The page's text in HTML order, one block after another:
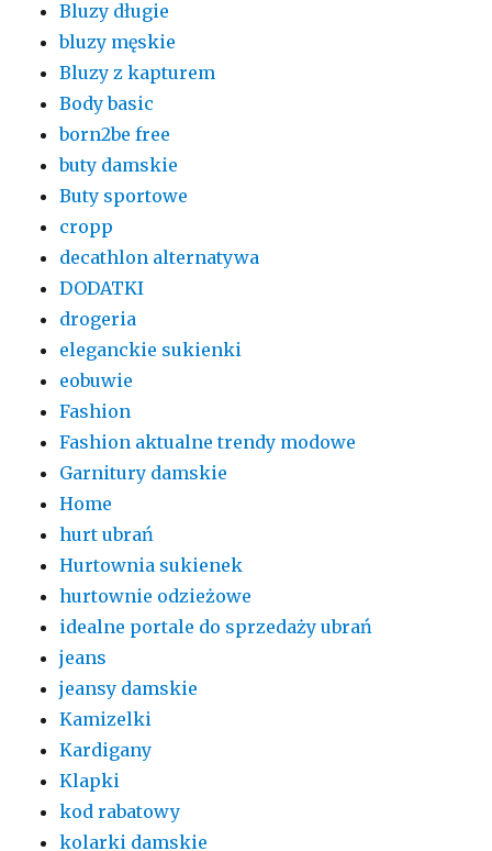
Bluzy długie
bluzy męskie
Bluzy z kapturem
Body basic
born2be free
buty damskie
Buty sportowe
cropp
decathlon alternatywa
DODATKI
drogeria
eleganckie sukienki
eobuwie
Fashion
Fashion aktualne trendy modowe
Garnitury damskie
Home
hurt ubrań
Hurtownia sukienek
hurtownie odzieżowe
idealne portale do sprzedaży ubrań
jeans
jeansy damskie
Kamizelki
Kardigany
Klapki
kod rabatowy
kolarki damskie